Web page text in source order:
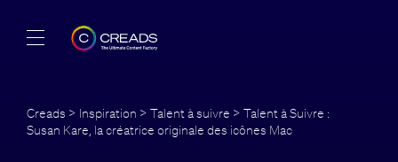
Offres
Creads > Inspiration > Talent à suivre > Talent à Suivre :
Susan Kare, la créatrice originale des icônes Mac